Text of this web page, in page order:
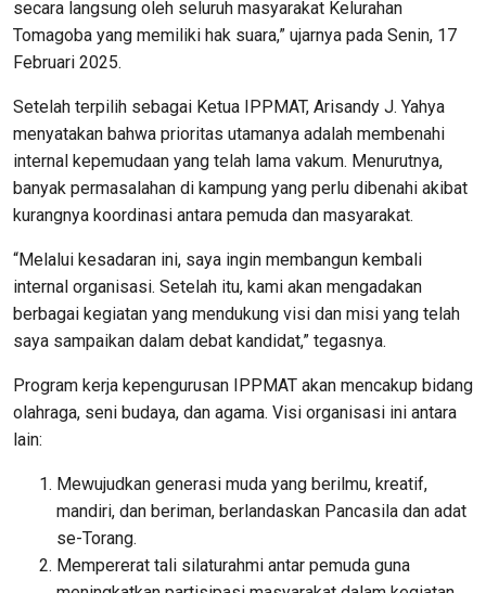
secara langsung oleh seluruh masyarakat Kelurahan
Tomagoba yang memiliki hak suara,” ujarnya pada Senin, 17
Februari 2025.
Setelah terpilih sebagai Ketua IPPMAT, Arisandy J. Yahya
menyatakan bahwa prioritas utamanya adalah membenahi
internal kepemudaan yang telah lama vakum. Menurutnya,
banyak permasalahan di kampung yang perlu dibenahi akibat
kurangnya koordinasi antara pemuda dan masyarakat.
“Melalui kesadaran ini, saya ingin membangun kembali
internal organisasi. Setelah itu, kami akan mengadakan
berbagai kegiatan yang mendukung visi dan misi yang telah
saya sampaikan dalam debat kandidat,” tegasnya.
Program kerja kepengurusan IPPMAT akan mencakup bidang
olahraga, seni budaya, dan agama. Visi organisasi ini antara
lain:
Mewujudkan generasi muda yang berilmu, kreatif,
mandiri, dan beriman, berlandaskan Pancasila dan adat
se-Torang.
Mempererat tali silaturahmi antar pemuda guna